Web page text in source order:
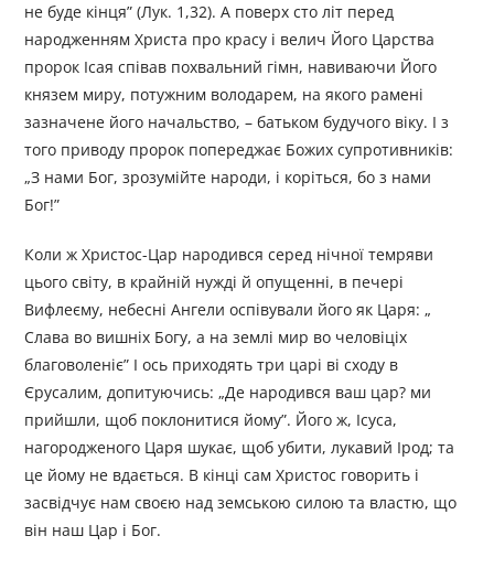
не буде кінця” (Лук. 1,32). А поверх сто літ перед
народженням Христа про красу і велич Його Царства
пророк Ісая співав похвальний гімн, навиваючи Його
князем миру, потужним володарем, на якого рамені
зазначене його начальство, – батьком будучого віку. І з
того приводу пророк попереджає Божих супротивників:
„З нами Бог, зрозумійте народи, і коріться, бо з нами
Бог!”
Коли ж Христос-Цар народився серед нічної темряви
цього світу, в крайній нужді й опущенні, в печері
Вифлеєму, небесні Ангели оспівували його як Царя: „
Слава во вишніх Богу, а на землі мир во человіціх
благоволеніє” І ось приходять три царі ві сходу в
Єрусалим, допитуючись: „Де народився ваш цар? ми
прийшли, щоб поклонитися йому”. Його ж, Ісуса,
нагородженого Царя шукає, щоб убити, лукавий Ірод; та
це йому не вдається. В кінці сам Христос говорить і
засвідчує нам своєю над земською силою та властю, що
він наш Цар і Бог.